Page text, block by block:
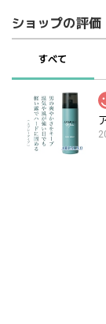
ショップの評価
すべて